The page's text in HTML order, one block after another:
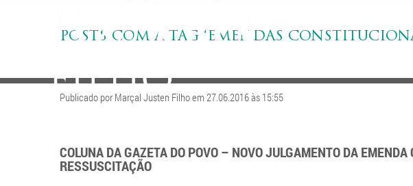
POSTS COM A TAG ‘EMENDAS
Publicado por Marçal Justen Filho em 27.06.2016 às 15:55
COLUNA DA GAZETA DO POVO – NOVO JULGAMENTO DA
RESSUSCITAÇÃO